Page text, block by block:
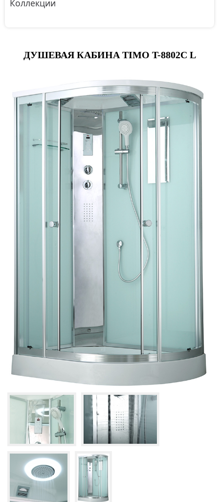
Коллекции
ДУШЕВАЯ КАБИНА TIMO T-8802C L